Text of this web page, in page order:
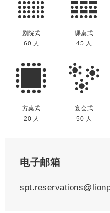
剧院式
60 人
课桌式
45 人
方桌式
20 人
宴会式
50 人
电子邮箱